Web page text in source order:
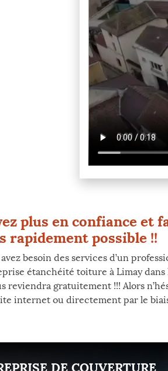
plus en confiance et
rapidement possible !!
avez besoin des services d’un
étanchéité toiture à Limay dans
reviendra gratuitement !!! Alors
internet ou directement par le
DE COUVERTURE